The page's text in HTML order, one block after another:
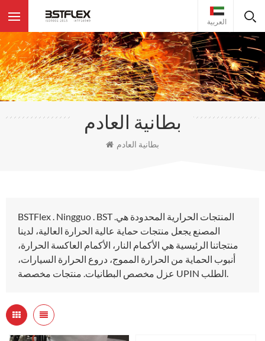
العربية
بطانية العادم
بطانية العادم
BSTFlex . Ningguo . BST .المنتجات الحرارية المحدودة هي
المصنع يجعل منتجات حماية عالية الحرارة العالية، لدينا
منتجاتنا الرئيسية هي الأكمام النار، الأكمام العاكسة الحرارة،
أنبوب الحماية من الحرارة المموج، دروع الحرارة السيارات،